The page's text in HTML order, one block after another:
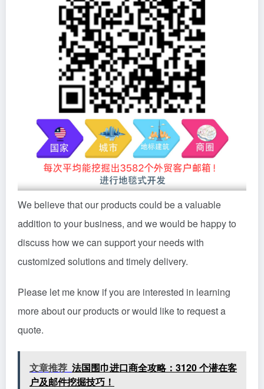
We believe that our products could be a valuable
addition to your business, and we would be happy to
discuss how we can support your needs with
customized solutions and timely delivery.
Please let me know if you are interested in learning
more about our products or would like to request a
quote.
文章推荐 法国围巾进口商全攻略：3120 个潜在客
户及邮件挖掘技巧！